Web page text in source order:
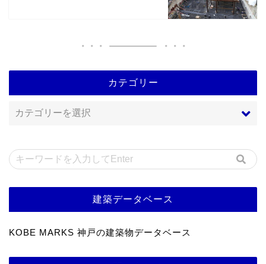
カテゴリー
建築データベース
KOBE MARKS 神戸の建築物データベース